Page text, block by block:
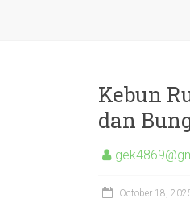
Kebun
dan
October 18,